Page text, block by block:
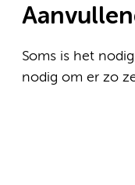
Soms is het
nodig om er zo